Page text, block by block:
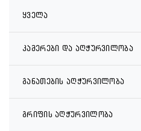
ყველა
კამერები და აღჭურვილობა
განათების აღჭურვილობა
გრიფის აღჭურვილობა